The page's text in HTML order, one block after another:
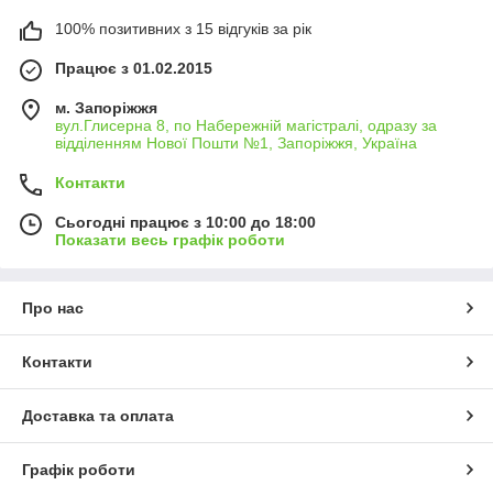
100% позитивних з 15 відгуків за рік
Працює з 01.02.2015
м. Запоріжжя
вул.Глисерна 8, по Набережній магістралі, одразу за
відділенням Нової Пошти №1, Запоріжжя, Україна
Контакти
Сьогодні працює з 10:00 до 18:00
Показати весь графік роботи
Про нас
Контакти
Доставка та оплата
Графік роботи